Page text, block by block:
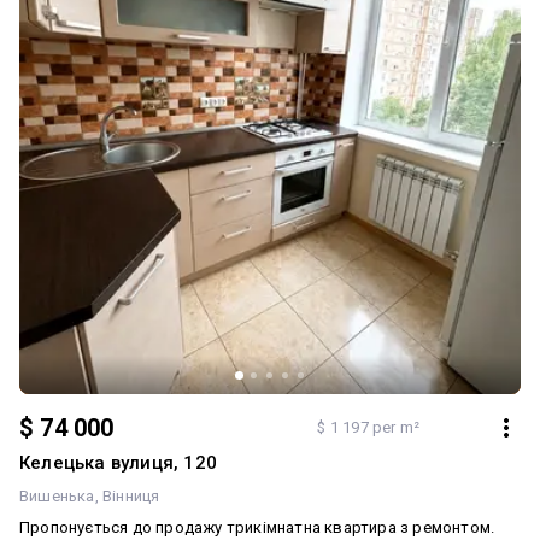
$ 74 000 $ 1 197 per m²
Келецька вулиця, 120
Вишенька Вінниця
Пропонується до продажу трикімнатна квартира з ремонтом.